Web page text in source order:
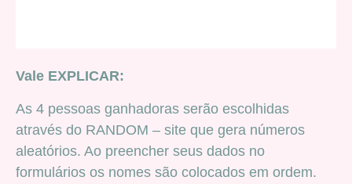
Vale EXPLICAR:
As 4 pessoas ganhadoras serão escolhidas
através do RANDOM – site que gera números
aleatórios. Ao preencher seus dados no
formulários os nomes são colocados em ordem.